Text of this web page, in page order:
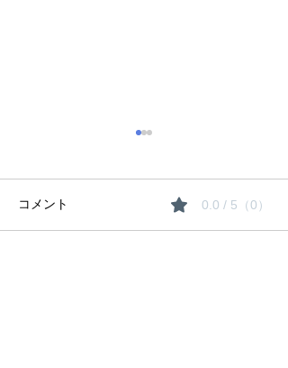
コメント 0.0 / 5（0）